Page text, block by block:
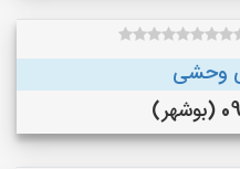
وحشی